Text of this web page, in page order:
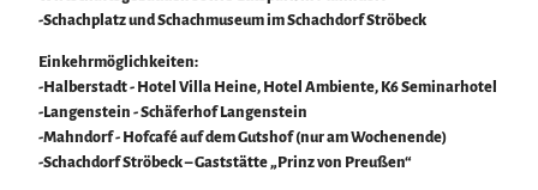
-Schachplatz und Schachmuseum im Schachdorf Ströbeck
Einkehrmöglichkeiten:
-Halberstadt - Hotel Villa Heine, Hotel Ambiente, K6 Seminarhotel
-Langenstein - Schäferhof Langenstein
-Mahndorf - Hofcafé auf dem Gutshof (nur am Wochenende)
-Schachdorf Ströbeck – Gaststätte „Prinz von Preußen“